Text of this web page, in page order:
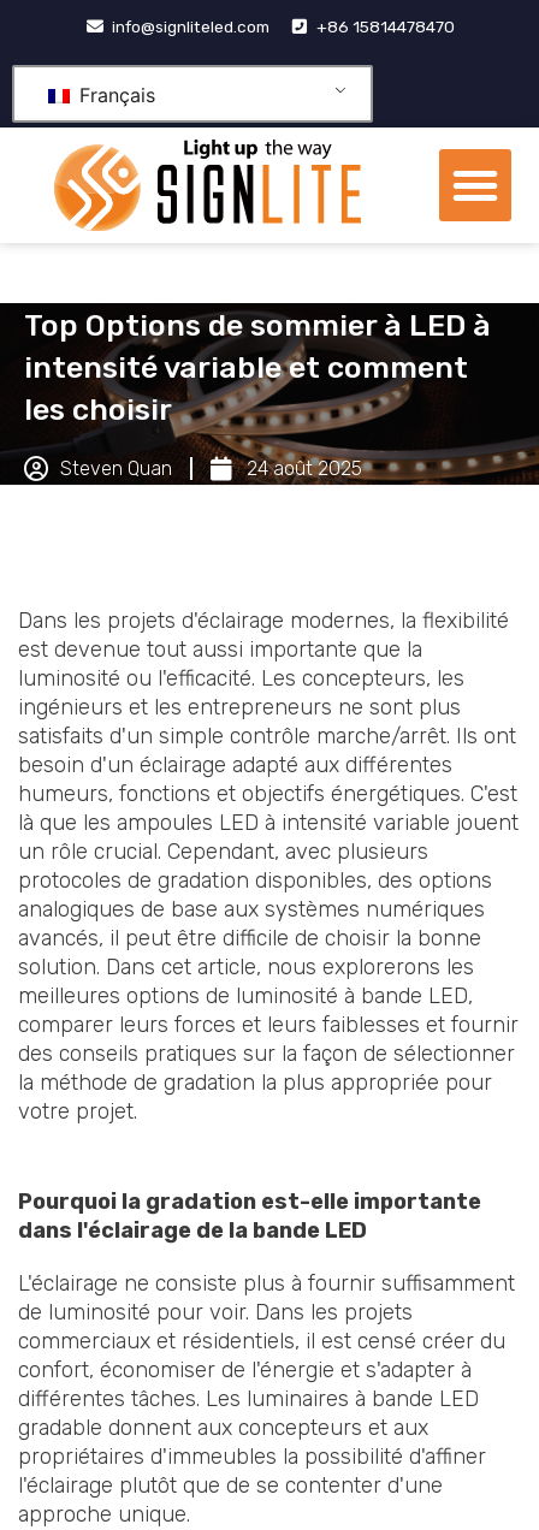
contenu
info@signliteled.com +86 15814478470
Français
Top Options de sommier à LED à
intensité variable et comment
les choisir
Steven Quan 24 août 2025
Dans les projets d'éclairage modernes, la flexibilité
est devenue tout aussi importante que la
luminosité ou l'efficacité. Les concepteurs, les
ingénieurs et les entrepreneurs ne sont plus
satisfaits d'un simple contrôle marche/arrêt. Ils ont
besoin d'un éclairage adapté aux différentes
humeurs, fonctions et objectifs énergétiques. C'est
là que les ampoules LED à intensité variable jouent
un rôle crucial. Cependant, avec plusieurs
protocoles de gradation disponibles, des options
analogiques de base aux systèmes numériques
avancés, il peut être difficile de choisir la bonne
solution. Dans cet article, nous explorerons les
meilleures options de luminosité à bande LED,
comparer leurs forces et leurs faiblesses et fournir
des conseils pratiques sur la façon de sélectionner
la méthode de gradation la plus appropriée pour
votre projet.
Pourquoi la gradation est-elle importante
dans l'éclairage de la bande LED
L'éclairage ne consiste plus à fournir suffisamment
de luminosité pour voir. Dans les projets
commerciaux et résidentiels, il est censé créer du
confort, économiser de l'énergie et s'adapter à
différentes tâches. Les luminaires à bande LED
gradable donnent aux concepteurs et aux
propriétaires d'immeubles la possibilité d'affiner
l'éclairage plutôt que de se contenter d'une
approche unique.